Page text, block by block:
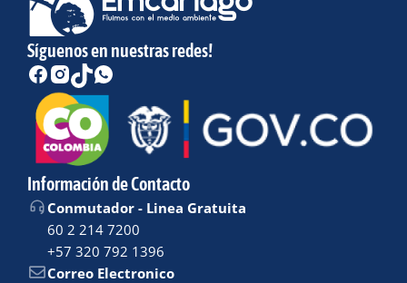
Síguenos en nuestras redes!
Información de Contacto
Conmutador - Linea Gratuita
60 2 214 7200
+57 320 792 1396
Correo Electronico